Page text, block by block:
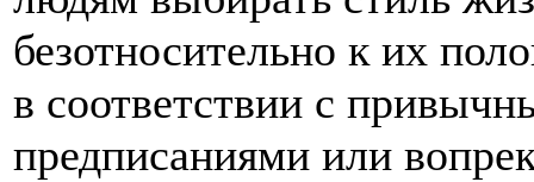
безотносительно к их
в соответствии с
предписаниями или